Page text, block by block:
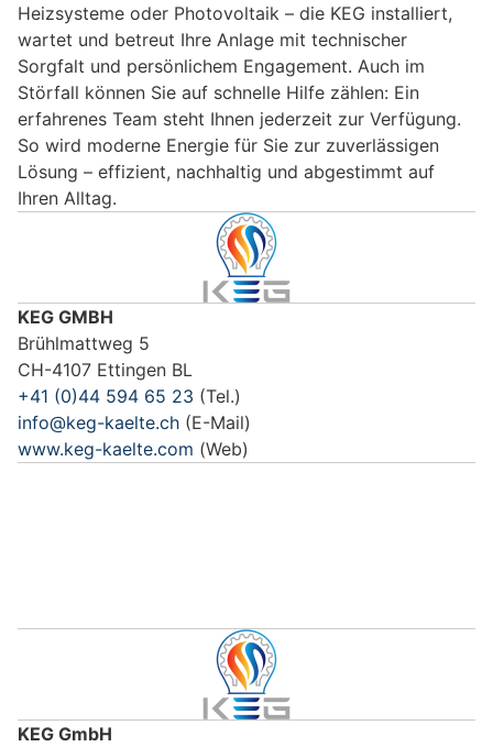
Heizsysteme oder Photovoltaik – die KEG installiert,
wartet und betreut Ihre Anlage mit technischer
Sorgfalt und persönlichem Engagement. Auch im
Störfall können Sie auf schnelle Hilfe zählen: Ein
erfahrenes Team steht Ihnen jederzeit zur Verfügung.
So wird moderne Energie für Sie zur zuverlässigen
Lösung – effizient, nachhaltig und abgestimmt auf
Ihren Alltag.
KEG GMBH
Brühlmattweg 5
CH-4107 Ettingen BL
+41 (0)44 594 65 23 (Tel.)
info@keg-kaelte.ch (E-Mail)
www.keg-kaelte.com (Web)
KEG GmbH